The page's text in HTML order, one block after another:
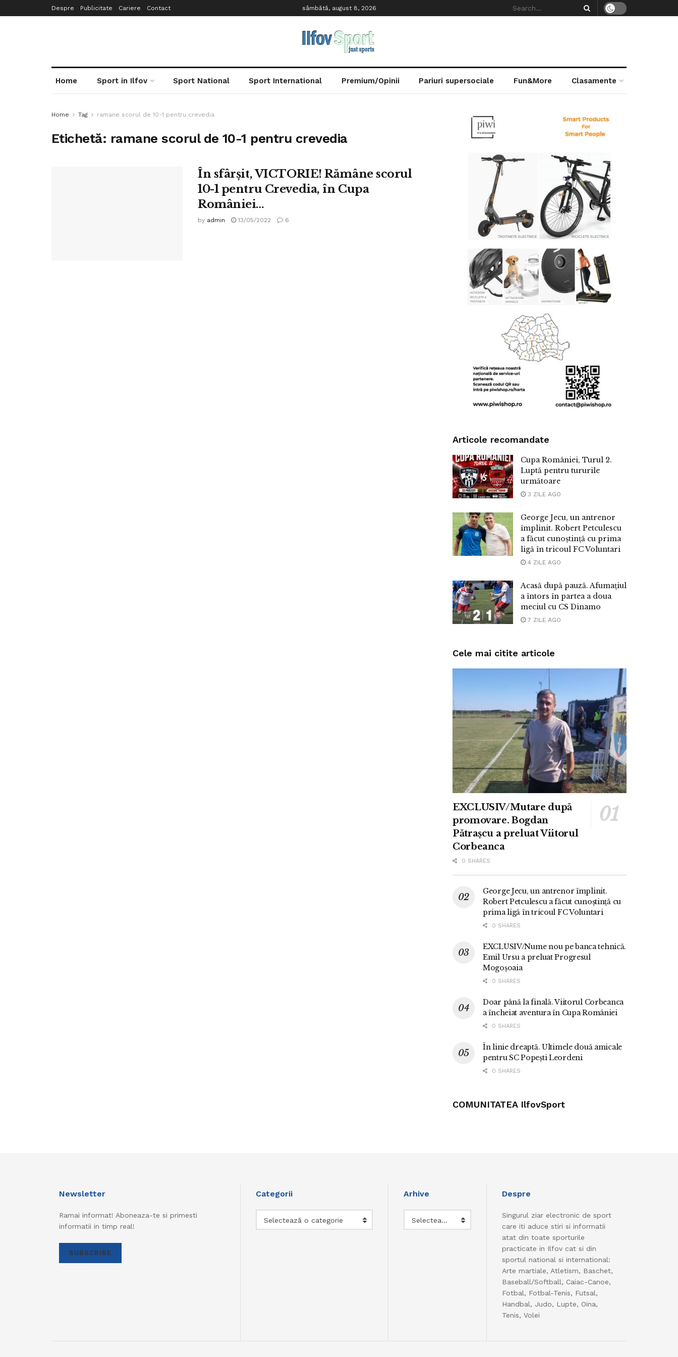
Despre Publicitate Cariere Contact sâmbătă, august 8, 2026
Home Sport in Ilfov Sport National Sport International Premium/Opinii Pariuri supersociale Fun&More Clasamente
Home Tag ramane scorul de 10-1 pentru crevedia
Etichetă: ramane scorul de 10-1 pentru crevedia
În sfârșit, VICTORIE! Rămâne scorul
10-1 pentru Crevedia, în Cupa
României…
by admin 13/05/2022 6
Articole recomandate
Cupa României, Turul 2.
Luptă pentru tururile
următoare
3 ZILE AGO
George Jecu, un antrenor
împlinit. Robert Petculescu
a făcut cunoștință cu prima
ligă în tricoul FC Voluntari
4 ZILE AGO
Acasă după pauză. Afumațiul
a întors în partea a doua
meciul cu CS Dinamo
7 ZILE AGO
Cele mai citite articole
EXCLUSIV/Mutare după
promovare. Bogdan
Pătrașcu a preluat Viitorul
Corbeanca
0 SHARES
George Jecu, un antrenor împlinit.
Robert Petculescu a făcut cunoștință cu
prima ligă în tricoul FC Voluntari
0 SHARES
EXCLUSIV/Nume nou pe banca tehnică.
Emil Ursu a preluat Progresul
Mogoșoaia
0 SHARES
Doar până la finală. Viitorul Corbeanca
a încheiat aventura în Cupa României
0 SHARES
În linie dreaptă. Ultimele două amicale
pentru SC Popești Leordeni
0 SHARES
COMUNITATEA IlfovSport
Newsletter
Ramai informat! Aboneaza-te si primesti
informatii in timp real!
SUBSCRIBE
Categorii
Selectează o categorie
Arhive
Selectează luna
Despre
Singurul ziar electronic de sport
care iti aduce stiri si informatii
atat din toate sporturile
practicate in Ilfov cat si din
sportul national si international:
Arte martiale, Atletism, Baschet,
Baseball/Softball, Caiac-Canoe,
Fotbal, Fotbal-Tenis, Futsal,
Handbal, Judo, Lupte, Oina,
Tenis, Volei